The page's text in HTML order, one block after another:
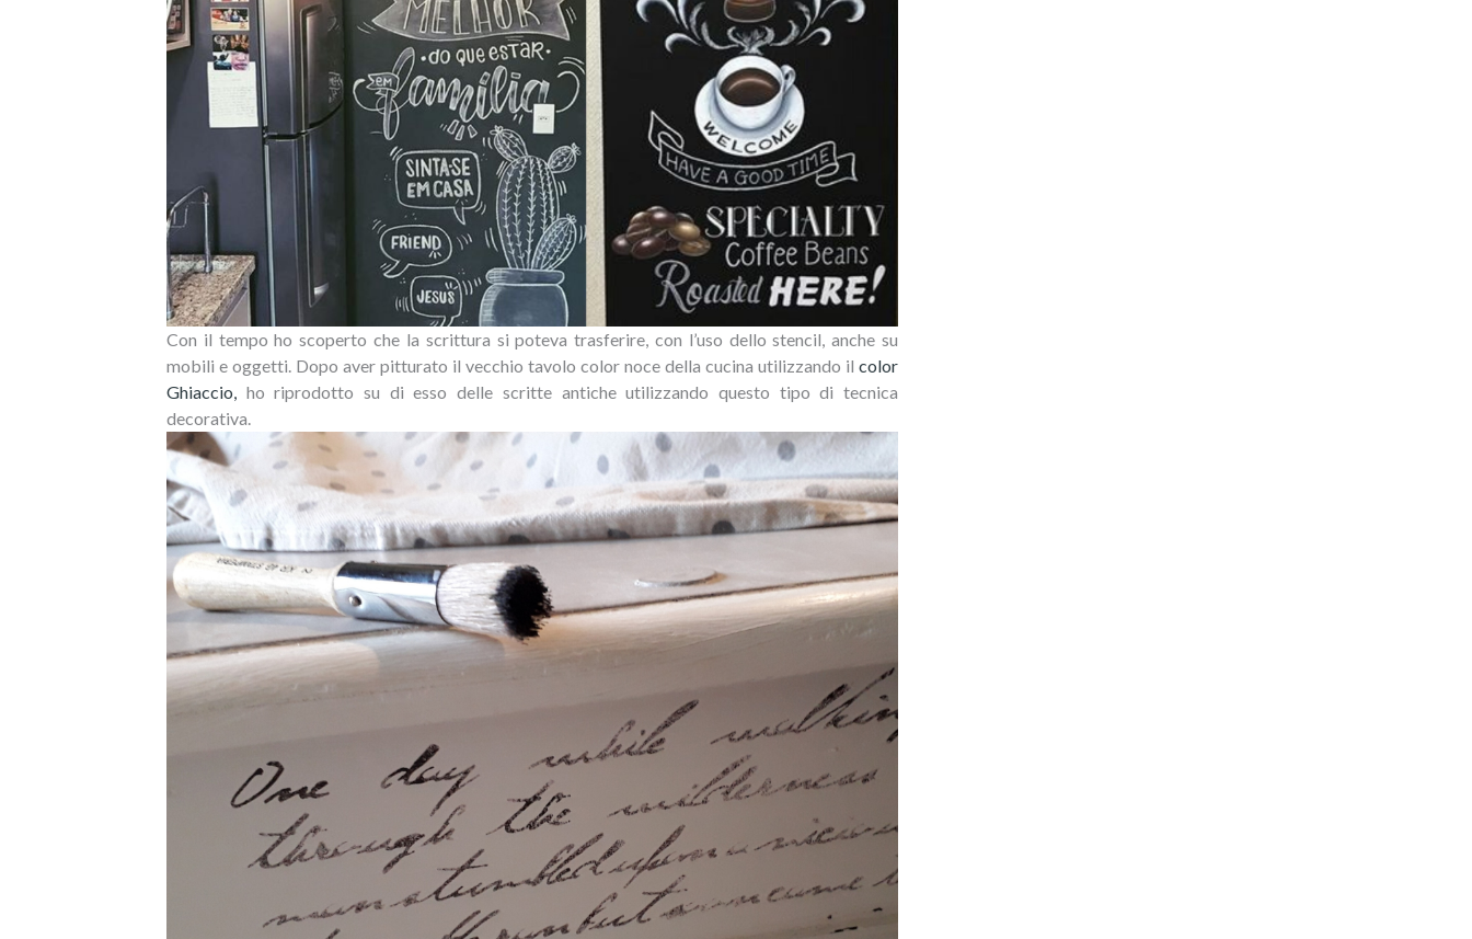
Con il tempo ho scoperto che la scrittura si poteva trasferire, con l’uso dello stencil, anche su
mobili e oggetti. Dopo aver pitturato il vecchio tavolo color noce della cucina utilizzando il color
Ghiaccio,
ho riprodotto su di esso delle scritte antiche utilizzando questo tipo di tecnica
decorativa.